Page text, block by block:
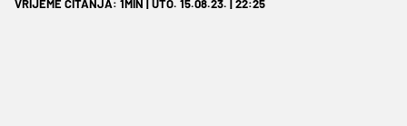
VRIJEME ČITANJA: 1MIN | UTO. 15.08.23. | 22:25